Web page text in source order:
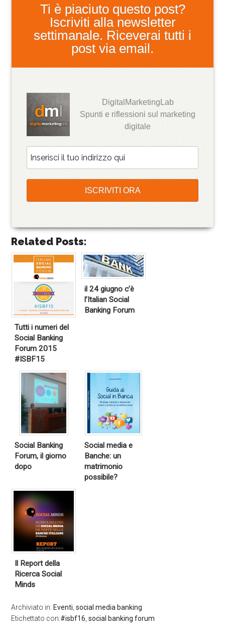
Ti è piaciuto questo post?
Iscriviti alla newsletter
settimanale. Riceverai tutti i
post via email.
DigitalMarketingLab
Spunti e riflessioni sul marketing
digitale
Related Posts:
Tutti i numeri del
Social Banking
Forum 2015
#ISBF15
il 24 giugno c’è
l’Italian Social
Banking Forum
Social Banking
Forum, il giorno
dopo
Social media e
Banche: un
matrimonio
possibile?
Il Report della
Ricerca Social
Minds
Archiviato in: Eventi,social media banking
Etichettato con:#isbf16,social banking forum